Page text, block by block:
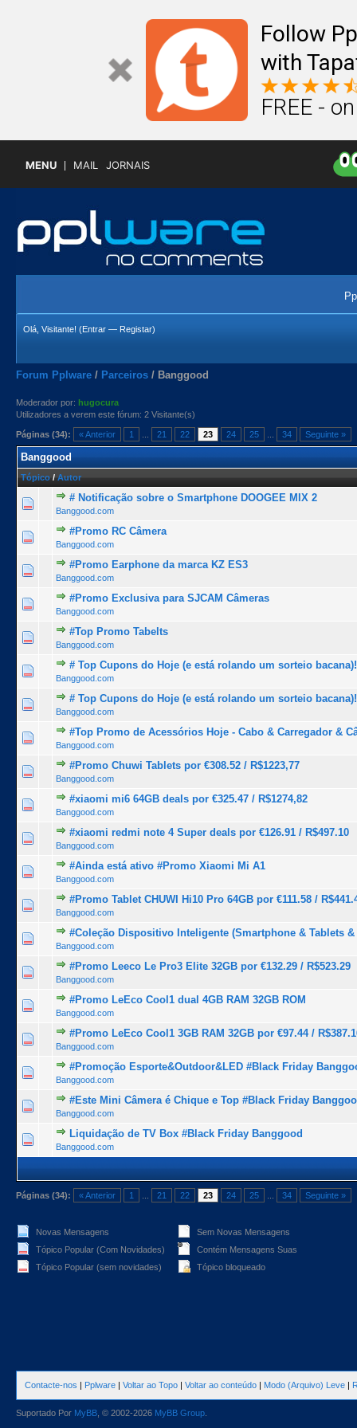
Follow
with
FREE -
MENU MAIL JORNAIS
Olá, Visitante! (Entrar — Registar)
Forum Pplware / Parceiros / Banggood
Moderador por: hugocura
Utilizadores a verem este fórum: 2 Visitante(s)
Páginas (34): « Anterior 1 21 22 23 24 25 34 Seguinte »
Banggood
Tópico/Autor
# Notificação sobre o Smartphone DOOGEE MIX 2
Banggood.com
1 Voto(s) - 5 de 5 na totalidade
1 2 345
#Promo RC Câmera
Banggood.com
1 Voto(s) - 5 de 5 na totalidade
1
#Promo Earphone da marca KZ ES3
Banggood.com
1 Voto(s) - 5 de 5 na totalidade
12345
#Promo Exclusiva para SJCAM Câmeras
Banggood.com
1 Voto(s) - 5 de 5 na totalidade
1234 5
#Top Promo Tabelts
Banggood.com
1 Voto(s) - 5 de 5 na totalidade
12
# Top Cupons do Hoje (e está rolando um sorteio bacana)!
Banggood.com
1 Voto(s) - 5 de 5 na totalidade
123 45
# Top Cupons do Hoje (e está rolando um sorteio bacana)!
Banggood.com
1 Voto(s) - 5 de 5 na totalidade
123 45
#Top Promo de Acessórios Hoje - Cabo & Carregador &
Banggood.com
1 Voto(s) - 5 de 5 na totalidade
1234 5
#Promo Chuwi Tablets por €308.52 / R$1223,77
Banggood.com
1 Voto(s) - 5 de 5 na totalidade
12345
#xiaomi mi6 64GB deals por €325.47 / R$1274,82
Banggood.com
1 Voto(s) - 5 de 5 na totalidade
12345
#xiaomi redmi note 4 Super deals por €126.91 / R$497.10
Banggood.com
1 Voto(s) - 5 de 5 na totalidade
1 2 345
#Ainda está ativo #Promo Xiaomi Mi A1
Banggood.com
1 Voto(s) - 5 de 5 na totalidade
1 2345
#Promo Tablet CHUWI Hi10 Pro 64GB por €111.58 /
Banggood.com
1 Voto(s) - 5 de 5 na totalidade
123 4 5
#Coleção Dispositivo Inteligente (Smartphone & Tablets &
Banggood.com
1 Voto(s) - 5 de 5 na totalidade
12 345
#Promo Leeco Le Pro3 Elite 32GB por €132.29 / R$523.29
Banggood.com
1 Voto(s) - 5 de 5 na totalidade
1 2345
#Promo LeEco Cool1 dual 4GB RAM 32GB ROM
Banggood.com
1 Voto(s) - 5 de 5 na totalidade
12345
#Promo LeEco Cool1 3GB RAM 32GB por €97.44 /
Banggood.com
1 Voto(s) - 5 de 5 na totalidade
12345
#Promoção Esporte&Outdoor&LED #Black Friday
Banggood.com
1 Voto(s) - 5 de 5 na totalidade
12345
#Este Mini Câmera é Chique e Top #Black Friday
Banggood.com
1 Voto(s) - 5 de 5 na totalidade
12 345
Liquidação de TV Box #Black Friday Banggood
Banggood.com
1 Voto(s) - 5 de 5 na totalidade
123 45
Páginas (34): « Anterior 1 21 22 23 24 25 34 Seguinte »
Novas Mensagens
Tópico Popular (Com Novidades)
Tópico Popular (sem novidades)
Sem Novas Mensagens
Contém Mensagens Suas
Tópico bloqueado
Contacte-nos | Pplware | Voltar ao Topo | Voltar ao conteúdo | Modo (Arquivo) Leve |
Suportado Por MyBB , © 2002-2026 MyBB Group